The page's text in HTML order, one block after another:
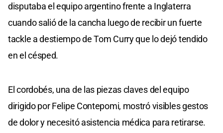
seconds
disputaba el equipo argentino frente a Inglaterra
cuando salió de la cancha luego de recibir un fuerte
tackle a destiempo de Tom Curry que lo dejó tendido
en el césped.
El cordobés, una de las piezas claves del equipo
dirigido por Felipe Contepomi, mostró visibles gestos
de dolor y necesitó asistencia médica para retirarse.